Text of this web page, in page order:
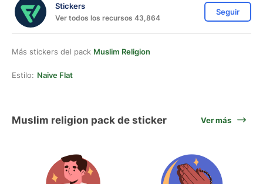
Stickers
Ver todos los recursos 43,864
Seguir
Más stickers del pack Muslim Religion
Estilo: Naive Flat
Muslim religion pack de sticker Ver más